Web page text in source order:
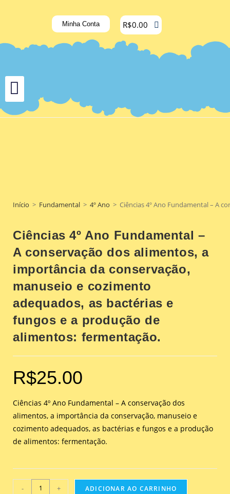
Minha Conta R$0.00
Início > Fundamental > 4º Ano > Ciências 4º Ano Fundamental – A
Ciências 4º Ano Fundamental –
A conservação dos alimentos, a
importância da conservação,
manuseio e cozimento
adequados, as bactérias e
fungos e a produção de
alimentos: fermentação.
R$25.00
Ciências 4º Ano Fundamental – A conservação dos
alimentos, a importância da conservação, manuseio e
cozimento adequados, as bactérias e fungos e a produção
de alimentos: fermentação.
- + ADICIONAR AO CARRINHO